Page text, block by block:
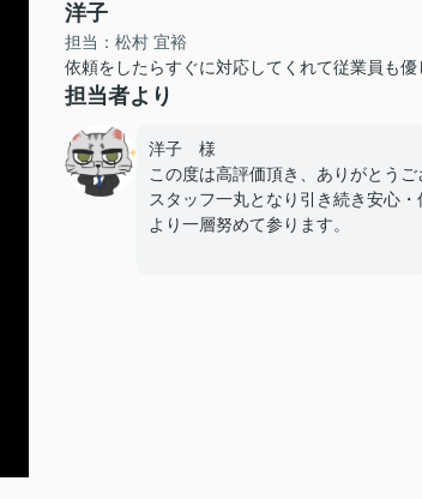
洋子
担当：松村 宜裕
依頼をしたらすぐに対応してくれて従業員も
担当者より
洋子 様
この度は高評価頂き、ありがとうご
スタッフ一丸となり引き続き安心
より一層努めて参ります。